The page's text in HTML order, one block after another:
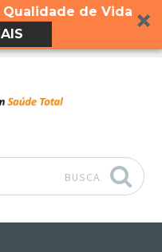
de Vida
BUSCA